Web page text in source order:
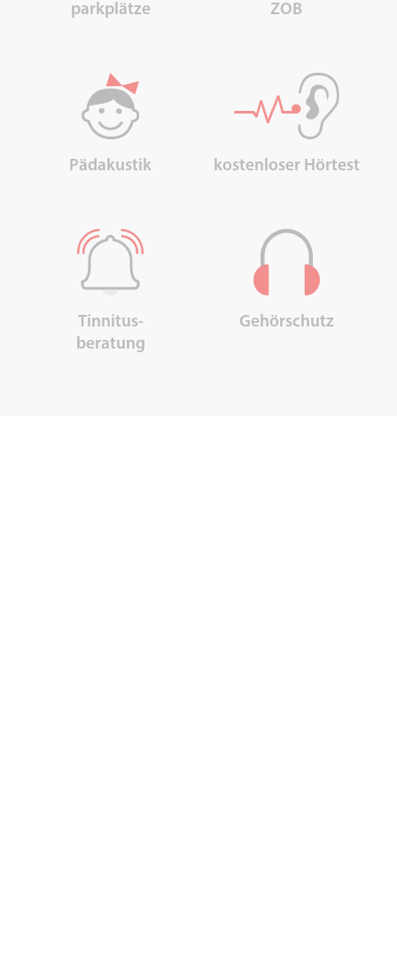
parkplätze
ZOB
Pädakustik kostenloser Hörtest
Tinnitus-
beratung
Gehörschutz